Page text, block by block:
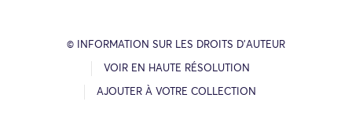
© INFORMATION SUR LES DROITS D’AUTEUR
VOIR EN HAUTE RÉSOLUTION
AJOUTER À VOTRE COLLECTION